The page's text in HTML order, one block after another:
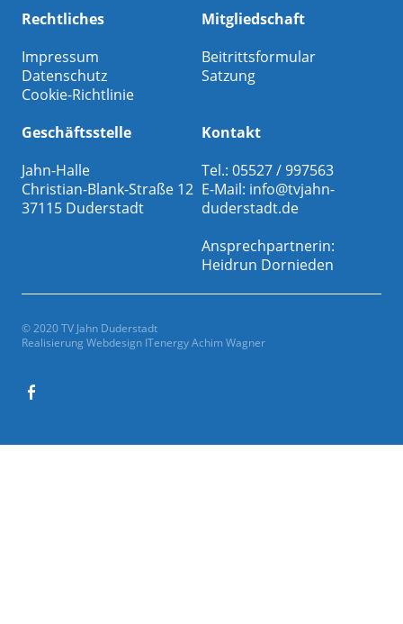
Rechtliches
Impressum
Datenschutz
Cookie-Richtlinie
Mitgliedschaft
Beitrittsformular
Satzung
Geschäftsstelle
Jahn-Halle
Christian-Blank-Straße 12
37115 Duderstadt
Kontakt
Tel.: 05527 / 997563
E-Mail: info@tvjahn-
duderstadt.de
Ansprechpartnerin:
Heidrun Dornieden
© 2020 TV Jahn Duderstadt
Realisierung Webdesign ITenergy Achim Wagner